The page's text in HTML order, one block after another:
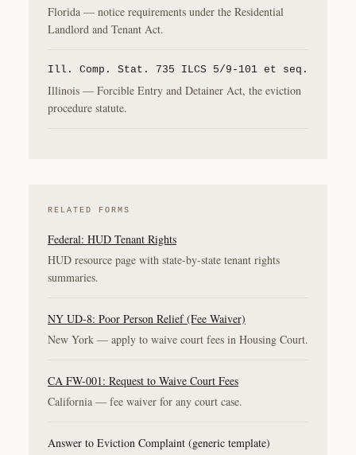
Florida — notice requirements under the Residential
Landlord and Tenant Act.
Ill. Comp. Stat. 735 ILCS 5/9-101 et seq.
Illinois — Forcible Entry and Detainer Act, the eviction
procedure statute.
RELATED FORMS
Federal: HUD Tenant Rights
HUD resource page with state-by-state tenant rights
summaries.
NY UD-8: Poor Person Relief (Fee Waiver)
New York — apply to waive court fees in Housing Court.
CA FW-001: Request to Waive Court Fees
California — fee waiver for any court case.
Answer to Eviction Complaint (generic template)